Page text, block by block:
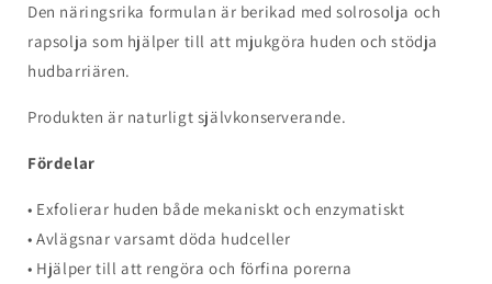
Den näringsrika formulan är berikad med solrosolja och
rapsolja som hjälper till att mjukgöra huden och stödja
hudbarriären.
Produkten är naturligt självkonserverande.
Fördelar
• Exfolierar huden både mekaniskt och enzymatiskt
• Avlägsnar varsamt döda hudceller
• Hjälper till att rengöra och förfina porerna